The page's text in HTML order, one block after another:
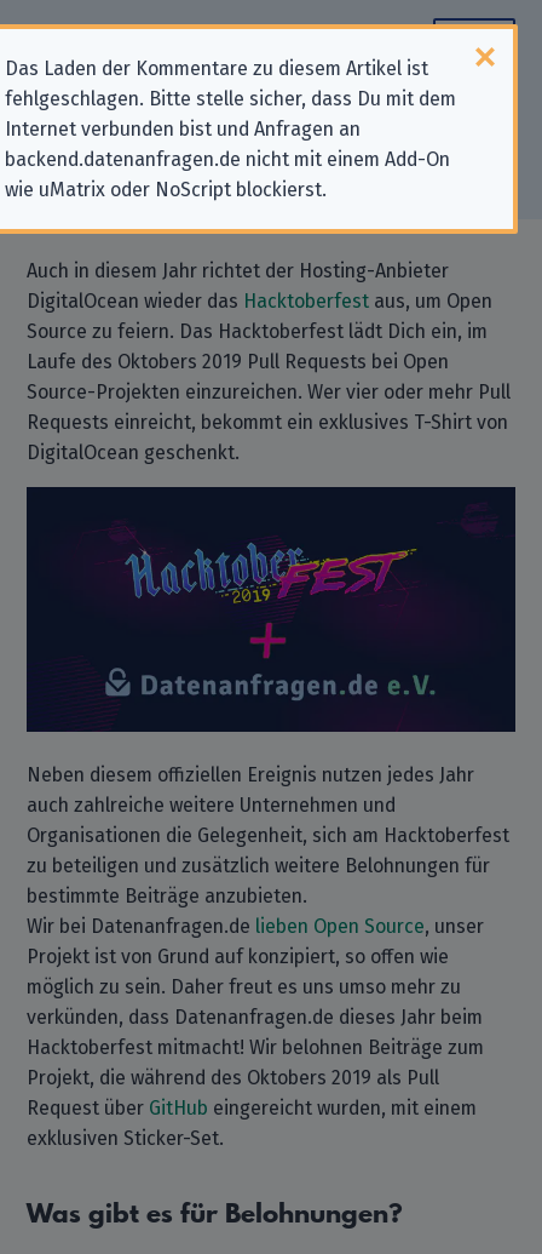
Das Laden der Kommentare zu diesem Artikel ist
fehlgeschlagen. Bitte stelle sicher, dass Du mit dem
Internet verbunden bist und Anfragen an
backend.datenanfragen.de nicht mit einem Add-On
wie uMatrix oder NoScript blockierst.
Wir nehmen am Hacktoberfest
2019 teil!
Auch in diesem Jahr richtet der Hosting-Anbieter
DigitalOcean wieder das Hacktoberfest aus, um Open
Source zu feiern. Das Hacktoberfest lädt Dich ein, im
Laufe des Oktobers 2019 Pull Requests bei Open
Source-Projekten einzureichen. Wer vier oder mehr Pull
Requests einreicht, bekommt ein exklusives T-Shirt von
DigitalOcean geschenkt.
Neben diesem offiziellen Ereignis nutzen jedes Jahr
auch zahlreiche weitere Unternehmen und
Organisationen die Gelegenheit, sich am Hacktoberfest
zu beteiligen und zusätzlich weitere Belohnungen für
bestimmte Beiträge anzubieten.
Wir bei Datenanfragen.de lieben Open Source, unser
Projekt ist von Grund auf konzipiert, so offen wie
möglich zu sein. Daher freut es uns umso mehr zu
verkünden, dass Datenanfragen.de dieses Jahr beim
Hacktoberfest mitmacht! Wir belohnen Beiträge zum
Projekt, die während des Oktobers 2019 als Pull
Request über GitHub eingereicht wurden, mit einem
exklusiven Sticker-Set.
Was gibt es für Belohnungen?